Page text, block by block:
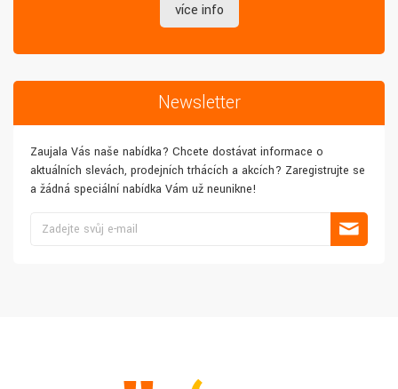
více info
Newsletter
Zaujala Vás naše nabídka? Chcete dostávat informace o
aktuálních slevách, prodejních trhácích a akcích? Zaregistrujte se
a žádná speciální nabídka Vám už neunikne!